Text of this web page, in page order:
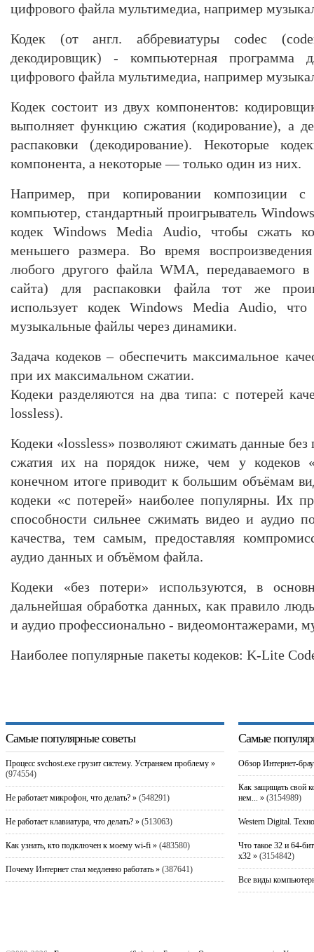
цифрового файла мультимедиа, например
Кодек (от англ. аббревиатуры codeс
декодировщик) - компьютерная программа
цифрового файла мультимедиа, например
Кодек состоит из двух компонентов:
выполняет функцию сжатия (кодирование), а
распаковки (декодирование). Некоторые
компонента, а некоторые — только один из них.
Например, при копировании композиции с
компьютер, стандартный проигрыватель
кодек Windows Media Audio, чтобы сжать
меньшего размера. Во время
любого другого файла WMA, передаваемого
сайта) для распаковки файла тот же
использует кодек Windows Media Audio, что
музыкальные файлы через динамики.
Задача кодеков – обеспечить максимальное
при их максимальном сжатии.
Кодеки разделяются на два типа: с потерей
lossless).
Кодеки «lossless» позволяют сжимать данные без
сжатия их на порядок ниже, чем у кодеков
конечном итоге приводит к большим объёмам
кодеки «с потерей» наиболее популярны. Их
способности сильнее сжимать видео и аудио
качества, тем самым, предоставляя
аудио данных и объёмом файла.
Кодеки «без потери» используются, в
дальнейшая обработка данных, как правило
и аудио профессионально - видеомонтажерами,
Наиболее популярные пакеты кодеков: K-Lite
Самые популярные советы
Процесс svchost.exe грузит систему. Устраняем проблему »
(974554)
Не работает микрофон, что делать? »(548291)
Не работает клавиатура, что делать? »(513063)
Как узнать, кто подключен к моему wi-fi »(483580)
Почему Интернет стал медленно работать »(387641)
Самые
Обзор Интернет-
Как защищать свой
нем... »(3154989)
Western Digital.
Что такое 32 и 64-
x32 »(3154842)
Все виды